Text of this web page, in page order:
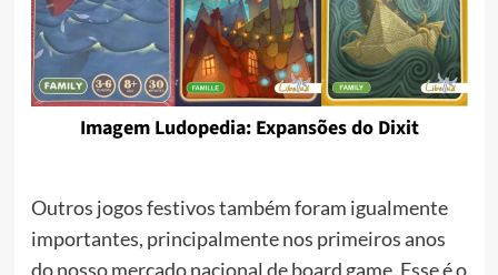
Imagem Ludopedia: Expansões do Dixit
Outros jogos festivos também foram igualmente
importantes, principalmente nos primeiros anos
do nosso mercado nacional de board game. Esse é o